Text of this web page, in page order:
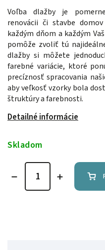
Voľba dlažby je
renovácii či stavbe
každým dňom a každým
pomôže zvoliť tú
dlažby si môžete
farebné variácie, ktoré
precíznosť spracovania
aby veľkosť vzorky bola
štruktúry a farebnosti.
Detailné informácie
Skladom